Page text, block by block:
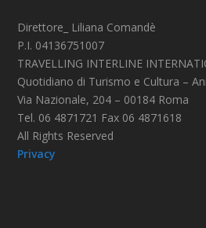
Direttore_ Liliana Comandè
P.I. 04136751007
TRAVELLING INTERLINE
Quotidiano di Turismo e Cultura –
Via Nazionale, 204 – 00184 Roma
Tel. 06 4871721 Fax 06 4871618
All Rights Reserved
Privacy